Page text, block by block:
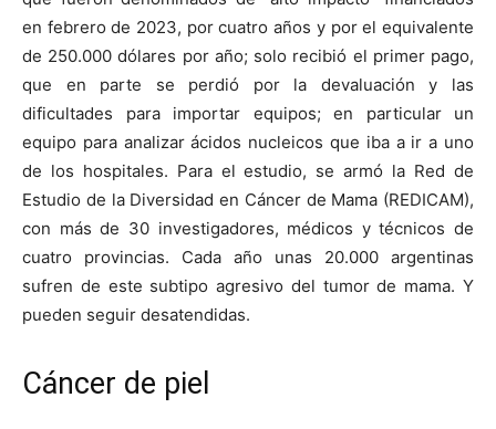
en febrero de 2023, por cuatro años y por el equivalente
de 250.000 dólares por año; solo recibió el primer pago,
que en parte se perdió por la devaluación y las
dificultades para importar equipos; en particular un
equipo para analizar ácidos nucleicos que iba a ir a uno
de los hospitales. Para el estudio, se armó la Red de
Estudio de la Diversidad en Cáncer de Mama (REDICAM),
con más de 30 investigadores, médicos y técnicos de
cuatro provincias. Cada año unas 20.000 argentinas
sufren de este subtipo agresivo del tumor de mama. Y
pueden seguir desatendidas.
Cáncer de piel